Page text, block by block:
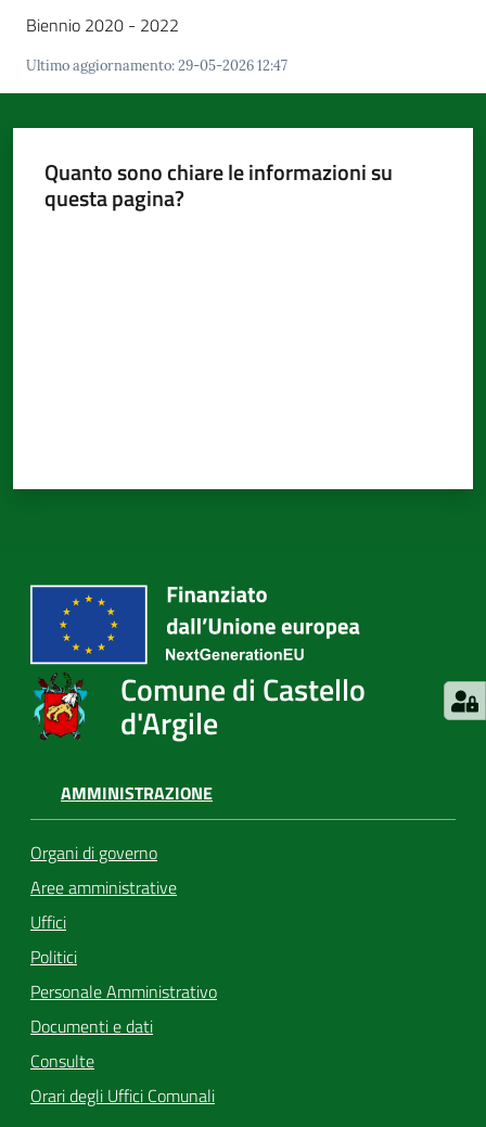
Biennio 2020 - 2022
Ultimo aggiornamento:29-05-2026 12:47
Quanto sono chiare le informazioni su
questa pagina?
Comune di Castello
d'Argile
AMMINISTRAZIONE
Organi di governo
Aree amministrative
Uffici
Politici
Personale Amministrativo
Documenti e dati
Consulte
Orari degli Uffici Comunali